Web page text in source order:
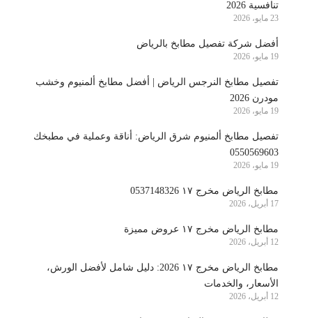
تنافسية 2026
23 مايو، 2026
أفضل شركة تفصيل مطابخ بالرياض
19 مايو، 2026
تفصيل مطابخ النرجس الرياض | أفضل مطابخ ألمنيوم وخشب
مودرن 2026
19 مايو، 2026
تفصيل مطابخ ألمنيوم شرق الرياض: أناقة وعملية في مطبخك
0550569603
19 مايو، 2026
مطابخ الرياض مخرج ١٧ 0537148326
17 أبريل، 2026
مطابخ الرياض مخرج ١٧ عروض مميزة
12 أبريل، 2026
مطابخ الرياض مخرج ١٧ 2026: دليل شامل لأفضل الورش،
الأسعار، والخدمات
12 أبريل، 2026